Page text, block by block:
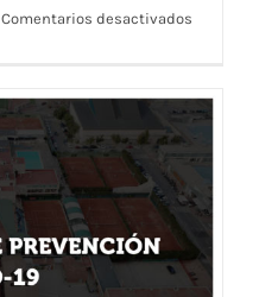
Comentarios desactivados
Horarios
Reserva
Pistas,
y